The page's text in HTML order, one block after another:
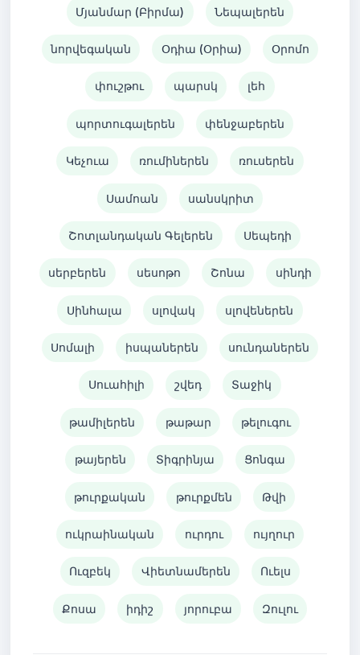
Մյանմար (Բիրմա) Նեպալերեն
նորվեգական Օդիա (Օրիա) Օրոմո
փուշթու պարսկ լեհ
պորտուգալերեն փենջաբերեն
Կեչուա ռումիներեն ռուսերեն
Սամոան սանսկրիտ
Շոտլանդական Գելերեն Սեպեդի
սերբերեն սեսոթո Շոնա սինդի
Սինհալա սլովակ սլովեներեն
Սոմալի իսպաներեն սունդաներեն
Սուահիլի շվեդ Տաջիկ
թամիլերեն թաթար թելուգու
թայերեն Տիգրինյա Ցոնգա
թուրքական թուրքմեն Թվի
ուկրաինական ուրդու ույղուր
Ուզբեկ Վիետնամերեն Ուելս
Քոսա իդիշ յորուբա Զուլու